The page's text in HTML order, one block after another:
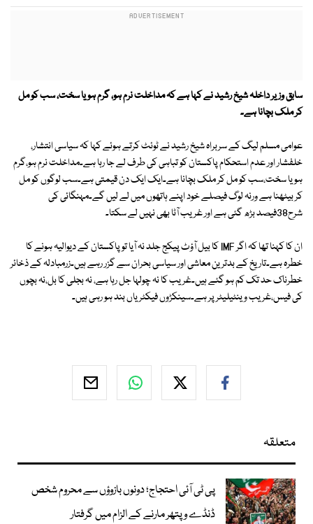
سابق وزیر داخلہ شیخ رشید نے کہا ہے کہ مداخلت نرم ہو، گرم ہو یا سخت، سب کو مل
کر ملک بچانا ہے۔
عوامی مسلم لیگ کے سربراہ شیخ رشید نے ٹوئٹ کرتے ہوئے کہا کہ سیاسی انتشار،
خلفشار اور عدم استحکام پاکستان کو تباہی کی طرف لے جا رہا ہے۔مداخلت نرم ہو،گرم
ہو یا سخت،سب کو مل کر ملک بچانا ہے۔ایک ایک دن قیمتی ہے۔سب لوگوں کو مل
کر بیٹھنا ہے ورنہ لوگ فیصلے خود اپنے ہاتھوں میں لے لیں گے۔مہنگائی کی
شرح38فیصد بڑھ گئی ہے اور غریب آٹا بھی نہیں لے سکتا۔
ان کا کہنا تھا کہ اگر IMF کا بیل آؤٹ پیکج جلد نہ آیا تو پاکستان کے دیوالیہ ہونے کا
خطرہ ہے۔تاریخ کے بدترین معاشی اور سیاسی بحران سے گزر رہے ہیں۔زرمبادلہ کے ذخائر
خطرناک حد تک کم ہو گئے ہیں۔غریب کا نہ چولہا جل رہا ہے، نہ بجلی کا بل،نہ بچوں
کی فیس،غریب وینٹیلیٹر پر ہے۔سینکڑوں فیکٹریاں بند ہو رہی ہیں۔
متعلقہ
پی ٹی آئی احتجاج؛ دونوں بازوؤں سے محروم شخص
ڈنڈے و پتھر مارنے کے الزام میں گرفتار